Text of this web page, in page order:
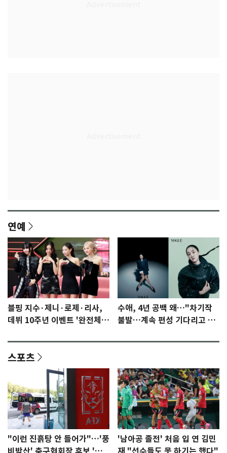
연예
블핑 지수·제니·로제·리사,
데뷔 10주년 이벤트 '완전체'
수애, 4년 공백 왜…"차기작
불발…계속 편성 기다리고 있
스포츠
"이런 진흙탕 안 들어가"…'풍
'남아공 졸전' 처음 입 연 김민